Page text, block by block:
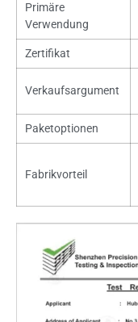
Primäre
Verwendung
Zertifikat
Verkaufsargument
Paketoptionen
Fabrikvorteil